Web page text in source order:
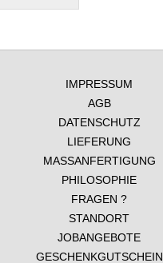
IMPRESSUM
AGB
DATENSCHUTZ
LIEFERUNG
MASSANFERTIGUNG
PHILOSOPHIE
FRAGEN ?
STANDORT
JOBANGEBOTE
GESCHENKGUTSCHEIN